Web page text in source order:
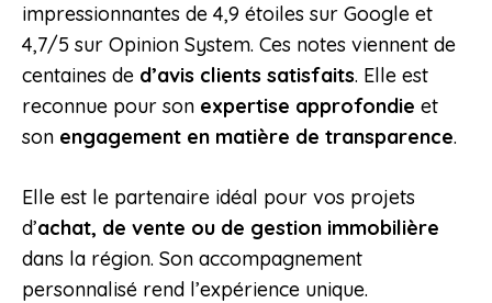
impressionnantes de 4,9 étoiles sur Google et
4,7/5 sur Opinion System. Ces notes viennent de
centaines de d’avis clients satisfaits. Elle est
reconnue pour son expertise approfondie et
son engagement en matière de transparence.
Elle est le partenaire idéal pour vos projets
d’achat, de vente ou de gestion immobilière
dans la région. Son accompagnement
personnalisé rend l’expérience unique.